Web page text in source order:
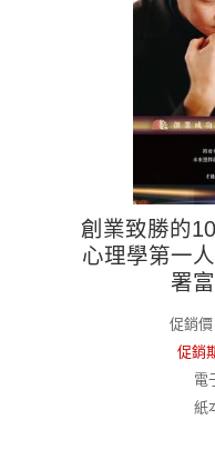
創業致勝的
心理學第一
署
促銷價
促銷
電
紙